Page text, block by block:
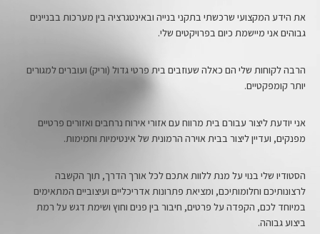
את הידע המקצועי שרכשתי בתקני בנייה ובאינטגרציה בין מערכות בבניינים
גבוהים אני מיישמת כיום בפרויקטים שלי.
הרבה לקוחות שלי הם כאלה שעוזבים בית פרטי גדול (וריק) ועוברים למגורים
יותר קומפקטיים.
אני יודעת ליצור עבורם בית מרווח עם אזורי אירוח נרחבים ואזורים פרטיים
מפנקים, ועדיין ליצור בבית אוירה הרמונית של אינטימיות וחמימות.
הסטודיו שלי בנוי על מנת ללוות אתכם לכל אורך הדרך, תוך הקשבה
לרצונותיכם וחלומותיכם, ומציאת פתרונות אדריכליים ועיצוביים המתאימים
במיוחד לכם, הקפדה על פרטים, חיבור בין פנים וחוץ ושימת דגש על רמת
ביצוע גבוהה.